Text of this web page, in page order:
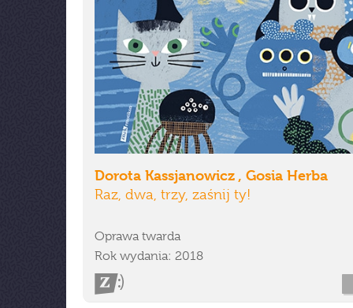
Dorota Kassjanowicz , Gosia Herba
Raz, dwa, trzy, zaśnij ty!
Oprawa twarda
Rok wydania: 2018